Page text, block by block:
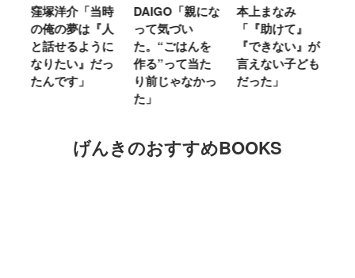
窪塚洋介「当時
の俺の夢は『人
と話せるように
なりたい』だっ
たんです」
DAIGO「親にな
って気づい
た。“ごはんを
作る”って当た
り前じゃなかっ
た」
本上まなみ
「『助けて』
『できない』が
言えない子ども
だった」
げんきのおすすめBOOKS